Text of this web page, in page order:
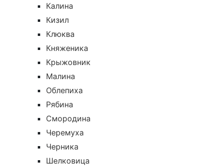
Калина
Кизил
Клюква
Княженика
Крыжовник
Малина
Облепиха
Рябина
Смородина
Черемуха
Черника
Шелковица